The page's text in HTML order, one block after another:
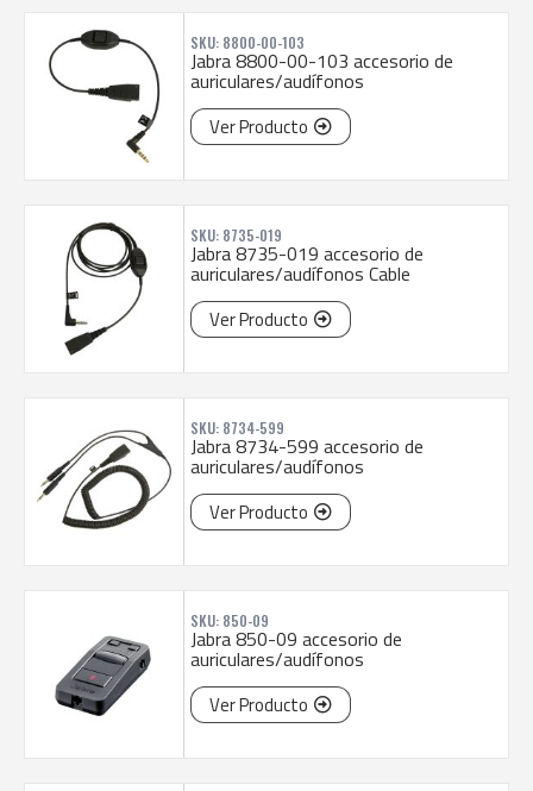
SKU: 8800-00-103
Jabra 8800-00-103 accesorio de
auriculares/audífonos
Ver Producto
SKU: 8735-019
Jabra 8735-019 accesorio de
auriculares/audífonos Cable
Ver Producto
SKU: 8734-599
Jabra 8734-599 accesorio de
auriculares/audífonos
Ver Producto
SKU: 850-09
Jabra 850-09 accesorio de
auriculares/audífonos
Ver Producto